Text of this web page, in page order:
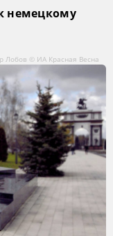
немецкому
Лобов © ИА Красная Весна